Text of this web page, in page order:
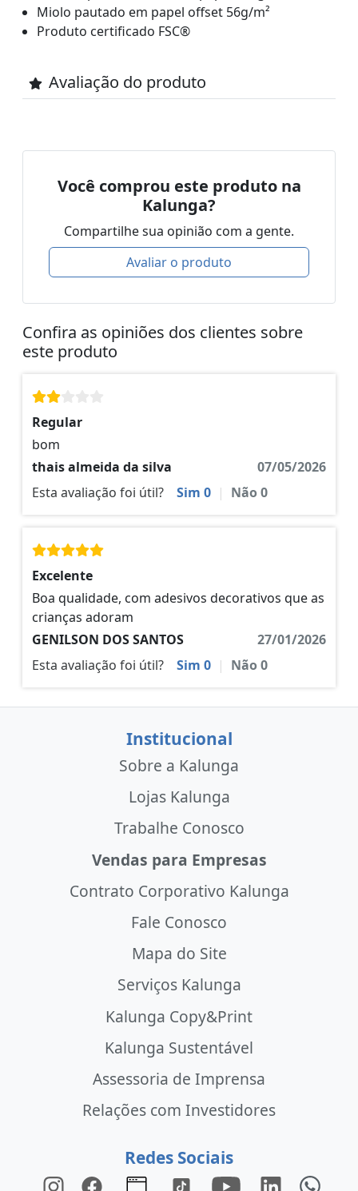
Miolo pautado em papel offset 56g/m²
Produto certificado FSC®
Avaliação do produto
Você comprou este produto na
Kalunga?
Compartilhe sua opinião com a gente.
Avaliar o produto
Confira as opiniões dos clientes sobre
este produto
Regular
bom
thais almeida da silva
07/05/2026
Esta avaliação foi útil?
Sim 0 | Não0
Excelente
Boa qualidade, com adesivos decorativos que as
crianças adoram
GENILSON DOS SANTOS
27/01/2026
Esta avaliação foi útil?
Sim 0 | Não0
Institucional
Sobre a Kalunga
Lojas Kalunga
Trabalhe Conosco
Vendas para Empresas
Contrato Corporativo Kalunga
Fale Conosco
Mapa do Site
Serviços Kalunga
Kalunga Copy&Print
Kalunga Sustentável
Assessoria de Imprensa
Relações com Investidores
Redes Sociais